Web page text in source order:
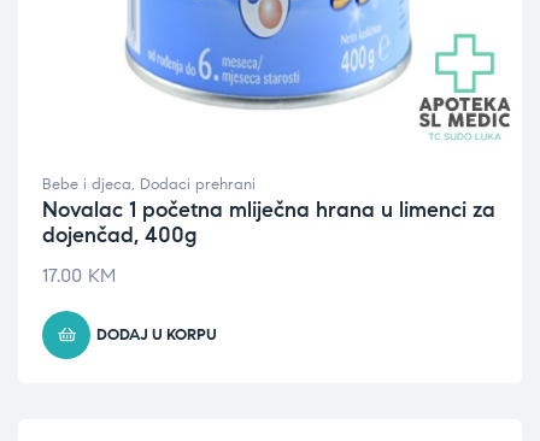
Bebe i djeca, Dodaci prehrani
Novalac 1 početna mliječna hrana u limenci za
dojenčad, 400g
17.00 KM
DODAJ U KORPU